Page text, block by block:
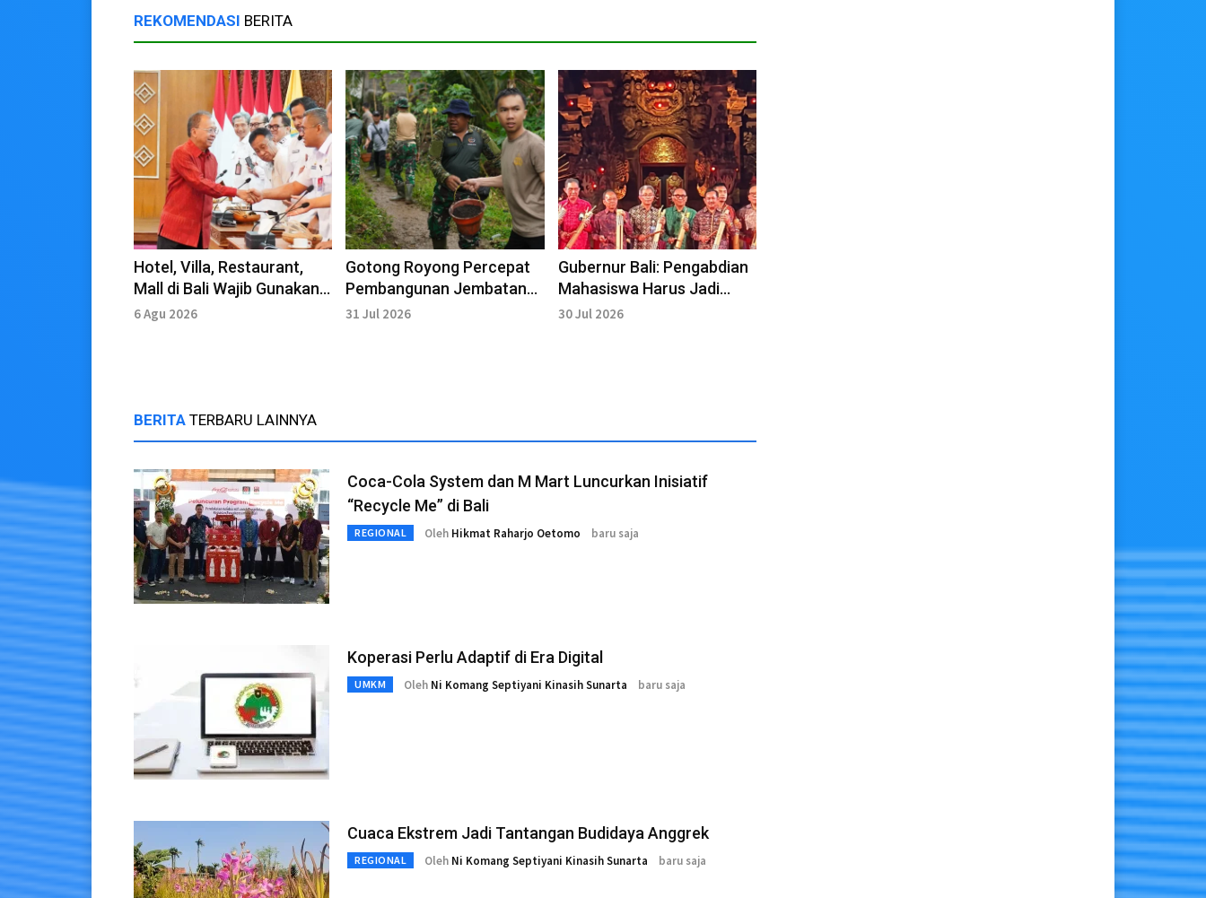
REKOMENDASI BERITA
Hotel, Villa, Restaurant,
Mall di Bali Wajib Gunakan
PLTS Atap
6 Agu 2026
Gotong Royong Percepat
Pembangunan Jembatan
Garuda Desa Getakan
31 Jul 2026
Gubernur Bali: Pengabdian
Mahasiswa Harus Jadi
Solusi Nyata Pembangunan
30 Jul 2026
BERITA TERBARU LAINNYA
Coca-Cola System dan M Mart Luncurkan Inisiatif
“Recycle Me” di Bali
REGIONAL Oleh Hikmat Raharjo Oetomo baru saja
Koperasi Perlu Adaptif di Era Digital
UMKM Oleh Ni Komang Septiyani Kinasih Sunarta baru saja
Cuaca Ekstrem Jadi Tantangan Budidaya Anggrek
REGIONAL Oleh Ni Komang Septiyani Kinasih Sunarta baru saja